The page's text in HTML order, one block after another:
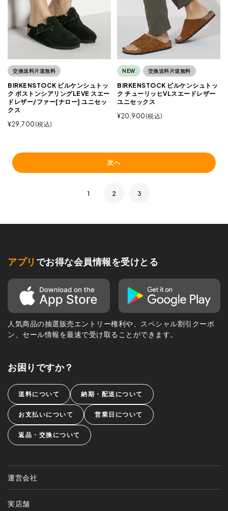
交換送料片道無料
BIRKENSTOCK ビルケンシュトッ
ク ボストンシアリングLEVE スエー
ドレザー/ファー[ナロー] ユニセッ
クス
¥29,700 税込
NEW 交換送料片道無料
BIRKENSTOCK ビルケンシュトッ
ク チューリッヒVLスエードレザー
ユニセックス
¥20,900 税込
次へ
1 2 3
アプリ でお得な会員情報を受けとる
人気商品の抽選販売エントリー権利や、スペシャル割引クーポ
ン、セール情報を最速で受け取ることができます。
お困りですか？
送料について 納期・配送について
お支払いについて 営業日について
返品・交換について
運営会社
実店舗